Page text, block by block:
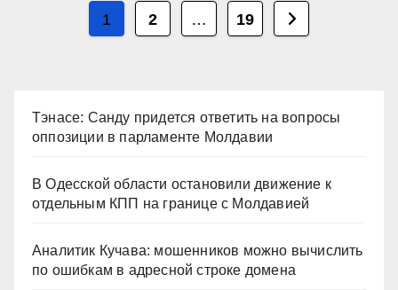
Пагинация
1 2 … 19
Тэнасе: Санду придется ответить на вопросы
оппозиции в парламенте Молдавии
В Одесской области остановили движение к
отдельным КПП на границе с Молдавией
Аналитик Кучава: мошенников можно вычислить
по ошибкам в адресной строке домена